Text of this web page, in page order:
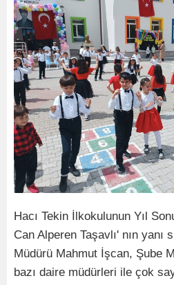
Hacı Tekin İlkokulunun Yıl
Can Alperen Taşavlı' nın yanı
Müdürü Mahmut İşcan, Şube
bazı daire müdürleri ile çok